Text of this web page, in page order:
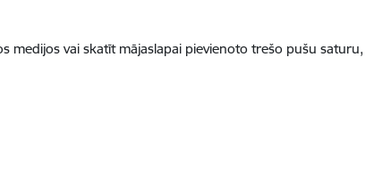
medijos vai skatīt mājaslapai pievienoto trešo pušu saturu,